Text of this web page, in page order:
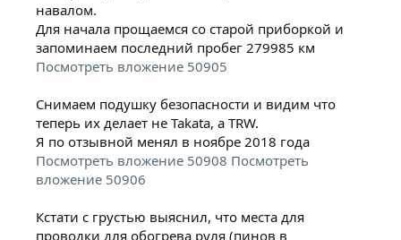
навалом.
Для начала прощаемся со старой приборкой и
запоминаем последний пробег 279985 км
Посмотреть вложение 50905
Снимаем подушку безопасности и видим что
теперь их делает не Takata, а TRW.
Я по отзывной менял в ноябре 2018 года
Посмотреть вложение 50908 Посмотреть
вложение 50906
Кстати с грустью выяснил, что места для
проводки для обогрева руля (пинов в